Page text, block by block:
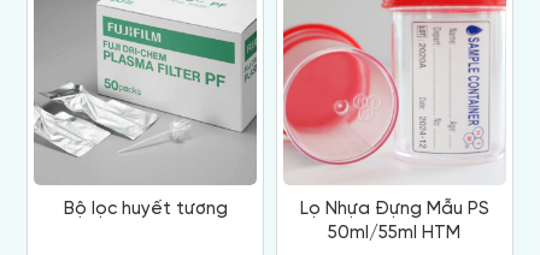
Bộ lọc huyết tương
Lọ Nhựa Đựng Mẫu PS
50ml/55ml HTM